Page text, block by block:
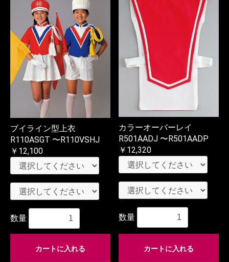
ブイライン型上衣
R110ASGT 〜R110VSHJ
￥12,100
数量
カートに入れる
カラーオーバーレイ
R501AADJ 〜R501AADP
￥12,320
数量
カートに入れる